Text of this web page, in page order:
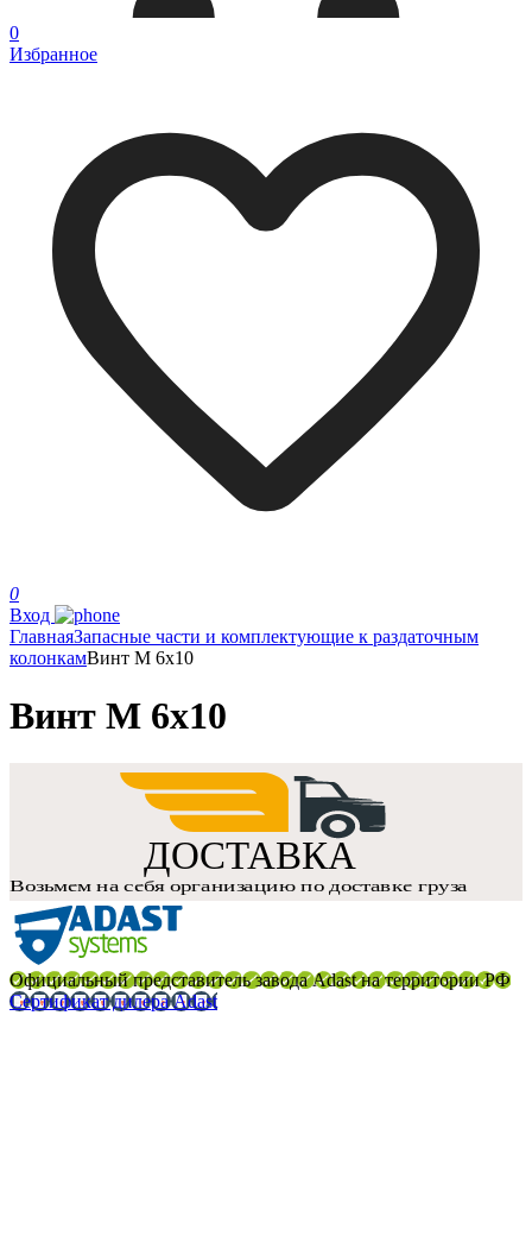
0
Избранное
0
Вход
ГлавнаяЗапасные части и комплектующие к раздаточным
колонкамВинт М 6х10
Винт М 6х10
Официальный представитель завода Adast на территории РФ
Сертификат дилера Adast